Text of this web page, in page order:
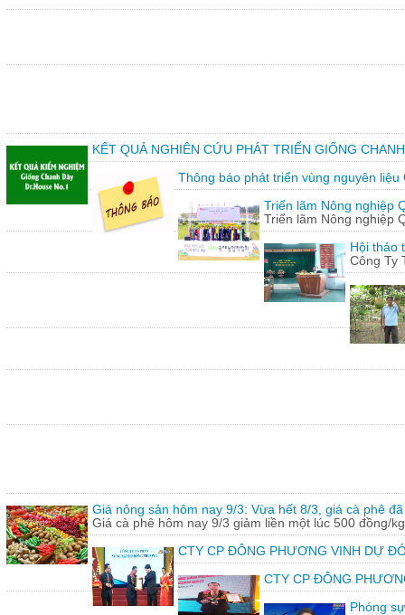
KẾT QUẢ NGHIÊN CỨU PHÁT TRIỂN GIỐNG
Thông báo phát triển vùng nguyên liệu
Triển lãm Nông nghiệp
Triển lãm Nông nghiệp
Hội thảo
Công Ty
Giá nông sản hôm nay 9/3: Vừa hết 8/3, giá cà phê
Giá cà phê hôm nay 9/3 giảm liền một lúc 500 đồng/
CTY CP ĐÔNG PHƯƠNG VINH DỰ
CTY CP ĐÔNG
Phóng